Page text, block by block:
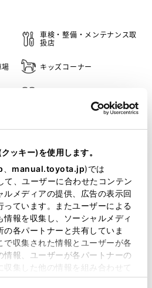
ッキー)を使用します。
manual.toyota.jp)では
、ユーザーに合わせたコンテン
ルメディアの提供、広告の表示回
ています。またユーザーによる
報を収集し、ソーシャルメディ
各パートナーと共有していま
収集された情報とユーザーが各
情報、ユーザーが各パートナーの
収集した他の情報を組み合わせて
当ウェブサイトの使用を続行する
車検・整備・メンテナンス取
扱店
キッズコーナー
ペットボトル回収
この販売店のウェブサイトはこちら